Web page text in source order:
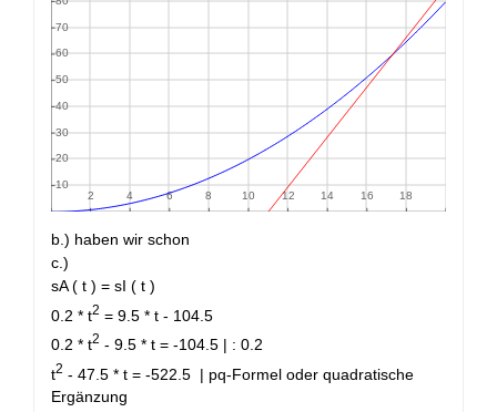
b.) haben wir schon
c.)
sA ( t ) = sI ( t )
0.2 * t2 = 9.5 * t - 104.5
0.2 * t2 - 9.5 * t = -104.5 | : 0.2
t2 - 47.5 * t = -522.5 | pq-Formel oder quadratische
Ergänzung